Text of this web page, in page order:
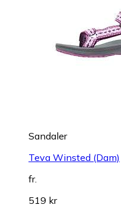
Sandaler
Teva Winsted (Dam)
fr.
519 kr